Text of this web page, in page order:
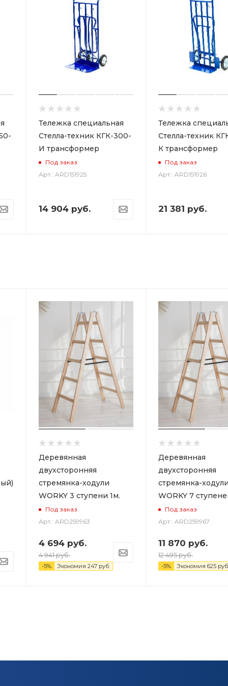
Тележка специальная
Стелла-техник КГК-300-
И трансформер
Под заказ
Арт.: ARD151925
14 904 руб.
Тележка
Стелла-техник
К трансформер
Под заказ
Арт.: ARD151926
21 381 руб.
Деревянная
двухсторонняя
стремянка-ходули
WORKY 3 ступени 1м.
Под заказ
Арт.: ARD259963
4 694 руб.
4 941руб.
-5% Экономия 247 руб.
Деревянная
двухсторонняя
стремянка-ходули
WORKY 7
Под заказ
Арт.: ARD259967
11 870 руб.
12 495руб.
-5% Экономия 625